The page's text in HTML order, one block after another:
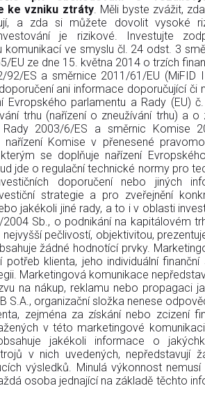
ke vzniku ztráty. Měli byste zvážit,
a zda si můžete dovolit vysoké
je rizikové. Investujte
komunikací ve smyslu čl. 24 odst. 3
EU ze dne 15. května 2014 o trzích
92/ES a směrnice 2011/61/EU (MiFID
ani informace doporučující či
Evropského parlamentu a Rady (EU)
trhu (nařízení o zneužívání trhu) a o
2003/6/ES a směrnic Komise
nařízení Komise v přenesené
se doplňuje nařízení
jde o regulační technické normy pro
doporučení nebo jiných
strategie a pro zveřejnění
jakékoli jiné rady, a to i v oblasti
Sb., o podnikání na kapitálovém
nejvyšší pečlivostí, objektivitou,
žádné hodnotící prvky.
potřeb klienta, jeho individuální
Marketingová komunikace
na nákup, reklamu nebo propagaci
S.A., organizační složka nenese
zejména za získání nebo zcizení
v této marketingové
jakékoli informace o
v nich uvedených, nepředstavují
výsledků. Minulá výkonnost
osoba jednající na základě těchto